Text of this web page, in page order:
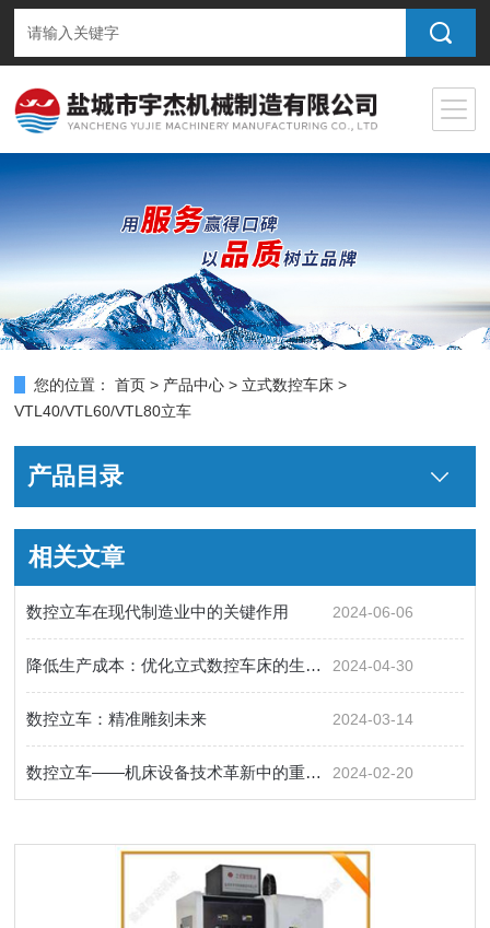
您的位置： 首页 > 产品中心 > 立式数控车床 >
VTL40/VTL60/VTL80立车
产品目录
相关文章
数控立车在现代制造业中的关键作用 2024-06-06
降低生产成本：优化立式数控车床的生产效率 2024-04-30
数控立车：精准雕刻未来 2024-03-14
数控立车——机床设备技术革新中的重要角色 2024-02-20